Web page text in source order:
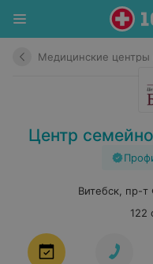
Медицинские центры
Центр
Витебск, пр-
122